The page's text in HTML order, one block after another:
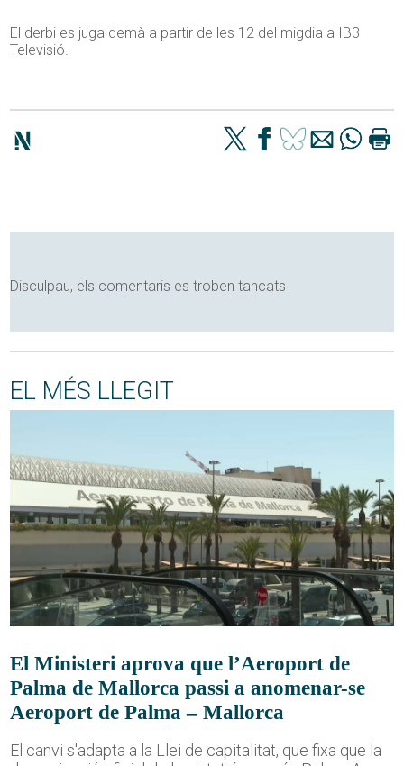
El derbi es juga demà a partir de les 12 del migdia a IB3
Televisió.
Disculpau, els comentaris es troben tancats
EL MÉS LLEGIT
El Ministeri aprova que l’Aeroport de
Palma de Mallorca passi a anomenar-se
Aeroport de Palma – Mallorca
El canvi s'adapta a la Llei de capitalitat, que fixa que la